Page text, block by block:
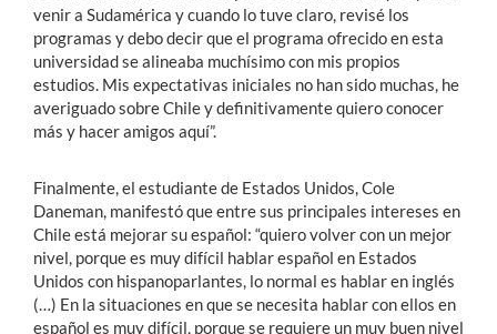
venir a Sudamérica y cuando lo tuve claro, revisé los
programas y debo decir que el programa ofrecido en esta
universidad se alineaba muchísimo con mis propios
estudios. Mis expectativas iniciales no han sido muchas, he
averiguado sobre Chile y definitivamente quiero conocer
más y hacer amigos aquí”.
Finalmente, el estudiante de Estados Unidos, Cole
Daneman, manifestó que entre sus principales intereses en
Chile está mejorar su español: “quiero volver con un mejor
nivel, porque es muy difícil hablar español en Estados
Unidos con hispanoparlantes, lo normal es hablar en inglés
(…) En la situaciones en que se necesita hablar con ellos en
español es muy difícil, porque se requiere un muy buen nivel